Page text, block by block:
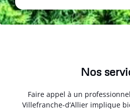
Nos
Faire appel à un
Villefranche-d’Allier implique